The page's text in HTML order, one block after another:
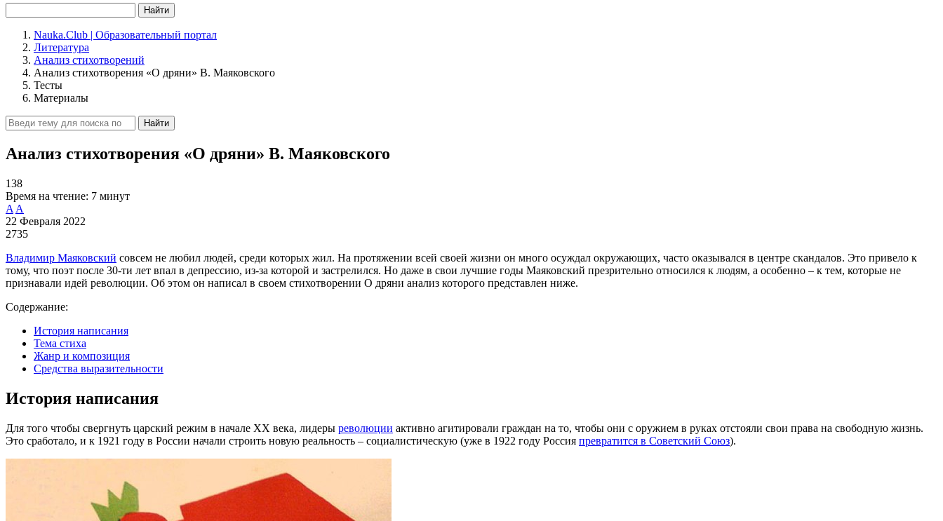
Найти
Nauka.Club | Образовательный портал
Литература
Анализ стихотворений
Анализ стихотворения «О дряни» В. Маяковского
Тесты
Материалы
Найти
Анализ стихотворения «О дряни» В. Маяковского
138
Время на чтение: 7 минут
A A
22 Февраля 2022
2735
Владимир Маяковский совсем не любил людей, среди которых жил. На протяжении всей своей жизни он много осуждал окружающих, часто оказывался в центре скандалов. Это привело к
тому, что поэт после 30-ти лет впал в депрессию, из-за которой и застрелился. Но даже в свои лучшие годы Маяковский презрительно относился к людям, а особенно – к тем, которые не
признавали идей революции. Об этом он написал в своем стихотворении О дряни анализ которого представлен ниже.
Содержание:
История написания
Тема стиха
Жанр и композиция
Средства выразительности
История написания
Для того чтобы свергнуть царский режим в начале XX века, лидеры революции активно агитировали граждан на то, чтобы они с оружием в руках отстояли свои права на свободную жизнь.
Это сработало, и к 1921 году в России начали строить новую реальность – социалистическую (уже в 1922 году Россия превратится в Советский Союз).